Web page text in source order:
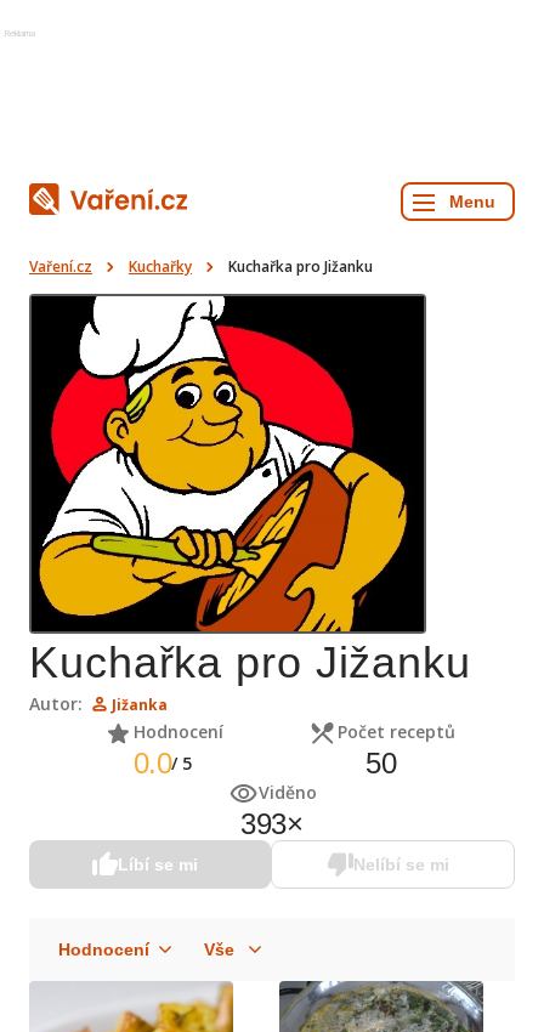
Reklama
Vaření.cz Kuchařky Kuchařka pro Jižanku
Kuchařka pro Jižanku
Autor: Jižanka
Hodnocení
0.0/ 5
Počet receptů
50
Viděno
393×
Líbí se mi Nelíbí se mi